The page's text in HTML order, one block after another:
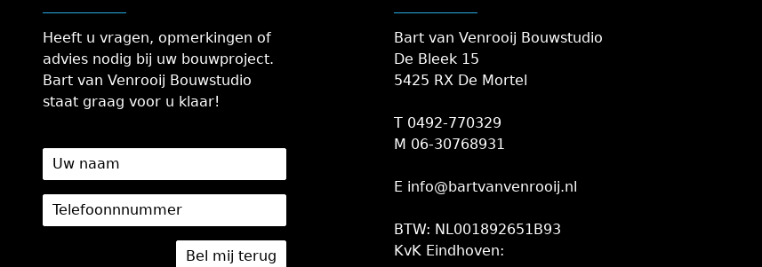
Heeft u vragen, opmerkingen of
advies nodig bij uw bouwproject.
Bart van Venrooij Bouwstudio
staat graag voor u klaar!
Bart van Venrooij Bouwstudio
De Bleek 15
5425 RX De Mortel
T 0492-770329
M 06-30768931
E info@bartvanvenrooij.nl
BTW: NL001892651B93
KvK Eindhoven: